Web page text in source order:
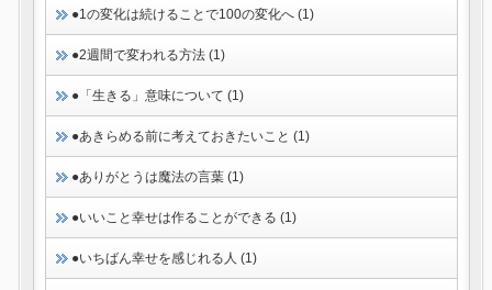
●1の変化は続けることで100の変化へ (1)
●2週間で変われる方法 (1)
●「生きる」意味について (1)
●あきらめる前に考えておきたいこと (1)
●ありがとうは魔法の言葉 (1)
●いいこと幸せは作ることができる (1)
●いちばん幸せを感じれる人 (1)